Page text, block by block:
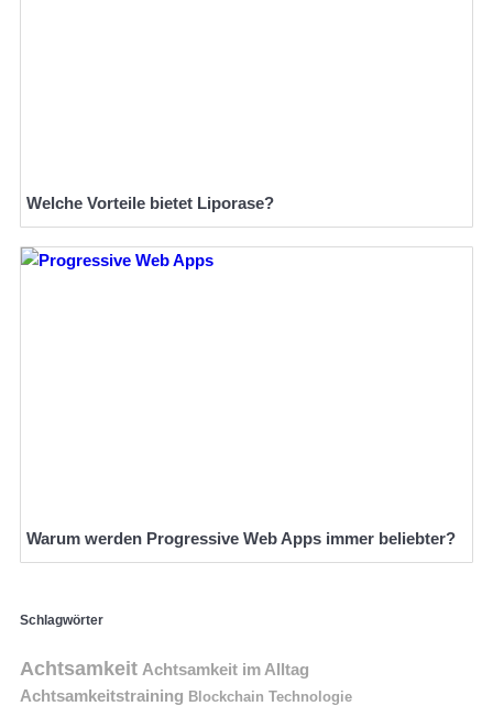
Welche Vorteile bietet Liporase?
Warum werden Progressive Web Apps immer beliebter?
Schlagwörter
Achtsamkeit Achtsamkeit im Alltag
Achtsamkeitstraining Blockchain Technologie